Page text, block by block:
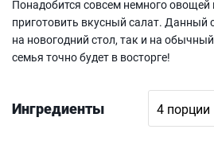
Понадобится совсем немного
приготовить вкусный салат. Данный
на новогодний стол, так и на
семья точно будет в восторге!
Ингредиенты